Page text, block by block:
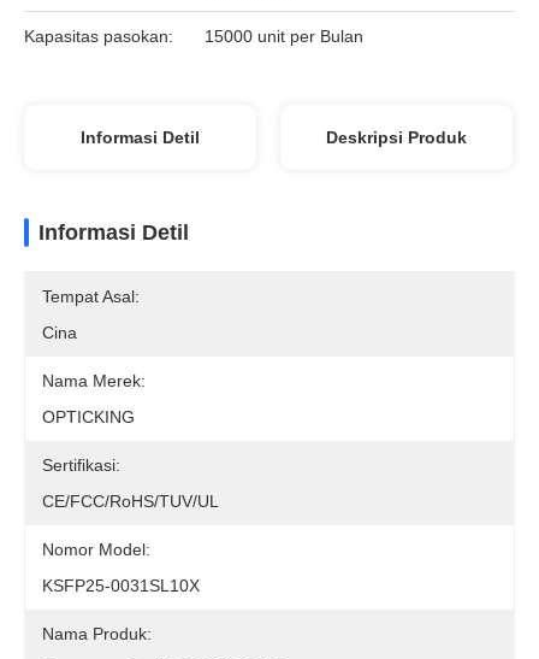
Kapasitas pasokan: 15000 unit per Bulan
Informasi Detil Deskripsi Produk
Informasi Detil
Tempat Asal:
Cina
Nama Merek:
OPTICKING
Sertifikasi:
CE/FCC/RoHS/TUV/UL
Nomor Model:
KSFP25-0031SL10X
Nama Produk: